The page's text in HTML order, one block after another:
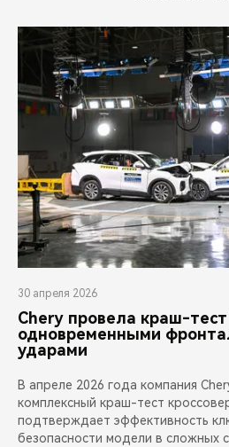
30 апреля 2026
Chery провела краш-
одновременными
ударами
В апреле 2026 года компания
комплексный краш-тест
подтверждает эффективность
безопасности модели в сложных